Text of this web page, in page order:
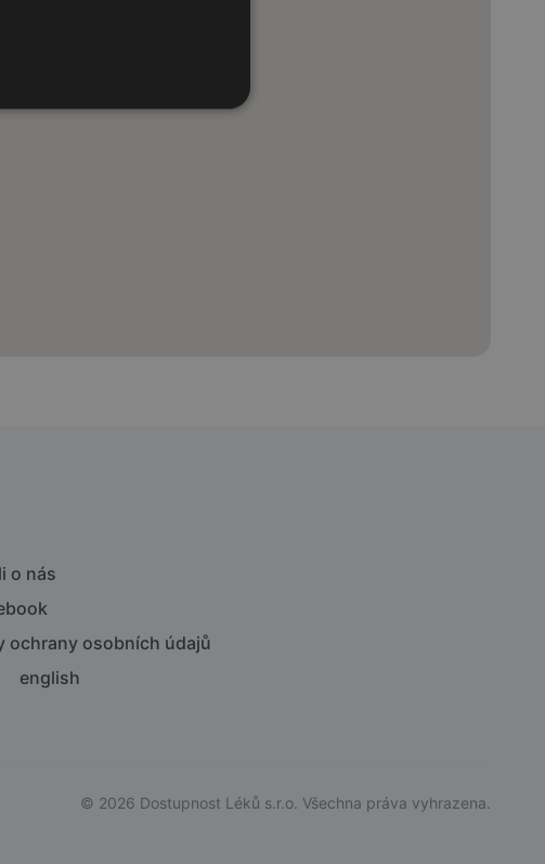
o nás
ochrany osobních údajů
english
© 2026 Dostupnost Léků s.r.o. Všechna práva vyhrazena.